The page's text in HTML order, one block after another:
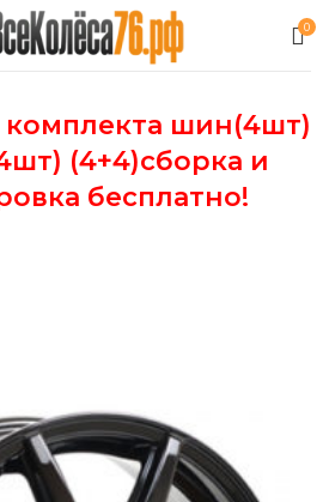
0
комплекта шин(4шт)
(4+4)сборка и
бесплатно!